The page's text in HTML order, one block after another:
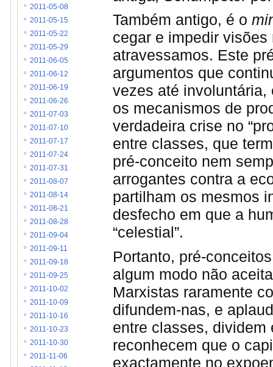
Também antigo, é o
cegar e impedir
atravessamos. Este
argumentos que
vezes até
os mecanismos de
verdadeira crise no
entre classes, que
pré-conceito nem
arrogantes contra a
partilham os mesmos
desfecho em que a
“celestial”.
Portanto, pré-
algum modo não
Marxistas raramente
difundem-nas, e
entre classes, dividem
reconhecem que o
exactamente no
2011-05-08
2011-05-15
2011-05-22
2011-05-29
2011-06-05
2011-06-12
2011-06-19
2011-06-26
2011-07-03
2011-07-10
2011-07-17
2011-07-24
2011-07-31
2011-08-07
2011-08-14
2011-08-21
2011-08-28
2011-09-04
2011-09-11
2011-09-18
2011-09-25
2011-10-02
2011-10-09
2011-10-16
2011-10-23
2011-10-30
2011-11-06